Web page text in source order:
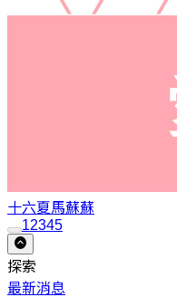
十六夏馬蘇蘇
12345
探索
最新消息